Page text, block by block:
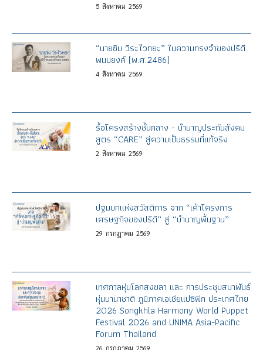
5 สิงหาคม 2569
“นายซิม วีระไวทยะ” ในความทรงจำของปรีดี
พนมยงค์ (พ.ศ.2486)
4 สิงหาคม 2569
รื้อโครงสร้างชั้นกลาง - บำนาญประกันสังคม
สูตร “CARE” สู่ความเป็นธรรมที่แท้จริง
2 สิงหาคม 2569
ปฐมบทแห่งสวัสดิการ จาก “เค้าโครงการ
เศรษฐกิจของปรีดี” สู่ “บำนาญพื้นฐาน”
29 กรกฎาคม 2569
เทศกาลหุ่นโลกสงขลา และ การประชุมสมาพันธ์
หุ่นนานาชาติ ภูมิภาคเอเชียแปซิฟิก ประเทศไทย
2026 Songkhla Harmony World Puppet
Festival 2026 and UNIMA Asia-Pacific
Forum Thailand
26 กรกฎาคม 2569